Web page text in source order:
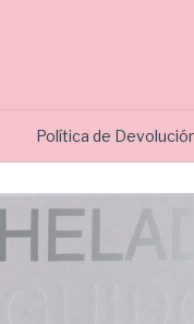
Política de